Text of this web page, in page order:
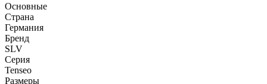
Основные
Страна
Германия
Бренд
SLV
Серия
Tenseo
Размеры